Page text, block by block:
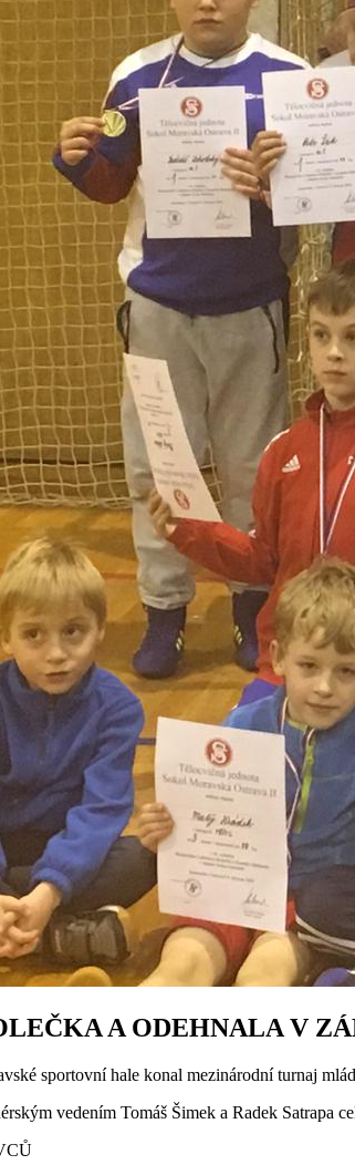
A ODEHNALA V
sportovní hale konal mezinárodní turnaj
vedením Tomáš Šimek a Radek Satrapa